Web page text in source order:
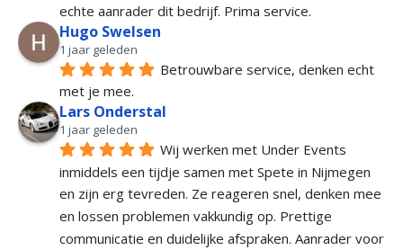
echte aanrader dit bedrijf. Prima service.
Hugo Swelsen
1 jaar geleden
Betrouwbare service, denken echt
met je mee.
Lars Onderstal
1 jaar geleden
Wij werken met Under Events
inmiddels een tijdje samen met Spete in Nijmegen
en zijn erg tevreden. Ze reageren snel, denken mee
en lossen problemen vakkundig op. Prettige
communicatie en duidelijke afspraken. Aanrader voor